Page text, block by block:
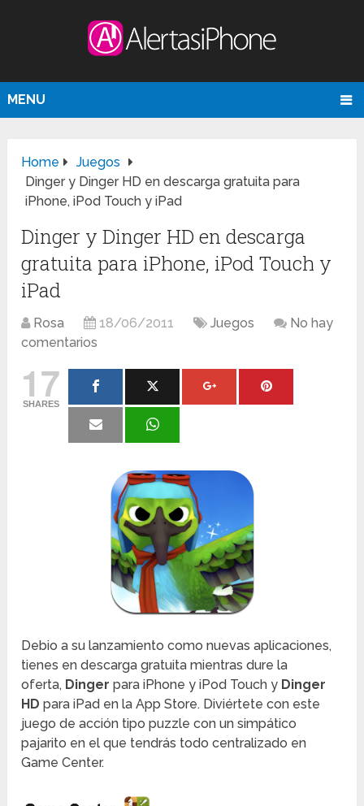
MENU
Home
Juegos
Dinger y Dinger HD en descarga gratuita para
iPhone, iPod Touch y iPad
Dinger y Dinger HD en descarga
gratuita para iPhone, iPod Touch y
iPad
Rosa 18/06/2011 Juegos
No hay
comentarios
17
SHARES
Debio a su lanzamiento como nuevas aplicaciones,
tienes en descarga gratuita mientras dure la
oferta, Dingerpara iPhone y iPod Touch y Dinger
HDpara iPad en la App Store. Diviértete con este
juego de acción tipo puzzle con un simpático
pajarito en el que tendrás todo centralizado en
Game Center.